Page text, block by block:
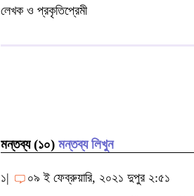
লেখক ও প্রকৃতিপ্রেমী
মন্তব্য (১০) মন্তব্য লিখুন
১|
০৯ ই ফেব্রুয়ারি, ২০২১ দুপুর ২:৫১